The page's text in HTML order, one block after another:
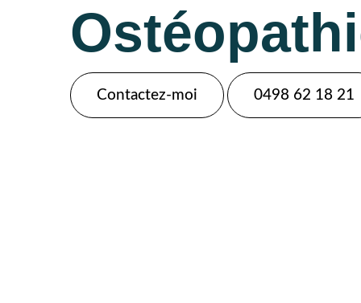
Contactez-moi 0498 62 18 21